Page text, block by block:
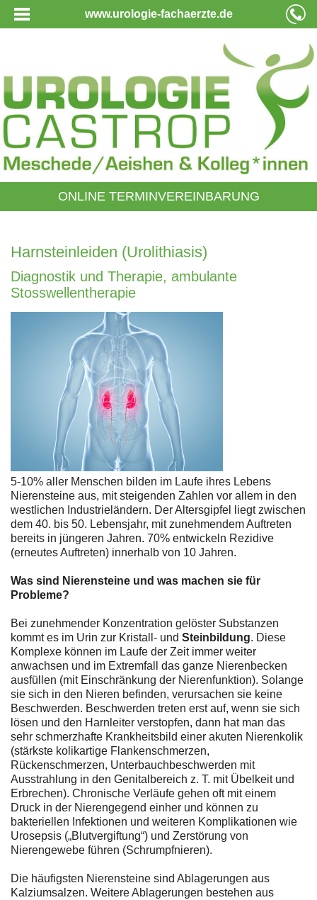
www.urologie-fachaerzte.de
ONLINE TERMINVEREINBARUNG
Harnsteinleiden (Urolithiasis)
Diagnostik und Therapie, ambulante
Stosswellentherapie
5-10% aller Menschen bilden im Laufe ihres Lebens
Nierensteine aus, mit steigenden Zahlen vor allem in den
westlichen Industrieländern. Der Altersgipfel liegt zwischen
dem 40. bis 50. Lebensjahr, mit zunehmendem Auftreten
bereits in jüngeren Jahren. 70% entwickeln Rezidive
(erneutes Auftreten) innerhalb von 10 Jahren.
Was sind Nierensteine und was machen sie für
Probleme?
Bei zunehmender Konzentration gelöster Substanzen
kommt es im Urin zur Kristall- und Steinbildung. Diese
Komplexe können im Laufe der Zeit immer weiter
anwachsen und im Extremfall das ganze Nierenbecken
ausfüllen (mit Einschränkung der Nierenfunktion). Solange
sie sich in den Nieren befinden, verursachen sie keine
Beschwerden. Beschwerden treten erst auf, wenn sie sich
lösen und den Harnleiter verstopfen, dann hat man das
sehr schmerzhafte Krankheitsbild einer akuten Nierenkolik
(stärkste kolikartige Flankenschmerzen,
Rückenschmerzen, Unterbauchbeschwerden mit
Ausstrahlung in den Genitalbereich z. T. mit Übelkeit und
Erbrechen). Chronische Verläufe gehen oft mit einem
Druck in der Nierengegend einher und können zu
bakteriellen Infektionen und weiteren Komplikationen wie
Urosepsis („Blutvergiftung“) und Zerstörung von
Nierengewebe führen (Schrumpfnieren).
Die häufigsten Nierensteine sind Ablagerungen aus
Kalziumsalzen. Weitere Ablagerungen bestehen aus